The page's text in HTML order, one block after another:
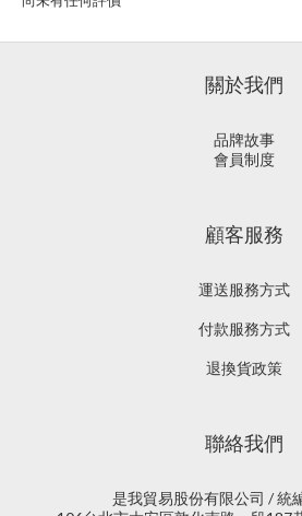
關於我們
品牌故事
會員制度
顧客服務
運送服務方式
付款服務方式
退換貨政策
聯絡我們
是我貿易股份有限公司 / 統